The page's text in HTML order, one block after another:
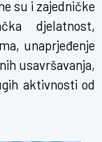
su i zajedničke
djelatnost,
unaprjeđenje
usavršavanja,
aktivnosti od